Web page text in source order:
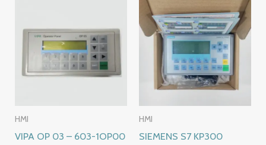
HMI
VIPA OP 03 – 603-1OP00
HMI
SIEMENS S7 KP300